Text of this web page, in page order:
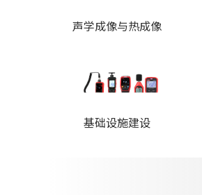
声学成像与热成像
基础设施建设